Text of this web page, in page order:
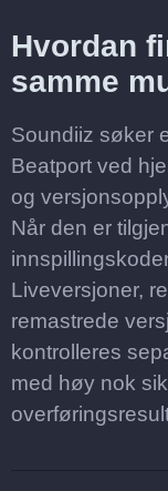
Hvordan
samme
Soundiiz søker
Beatport ved
og
Når den er
Liveversjoner,
remastrede
kontrolleres
med høy nok